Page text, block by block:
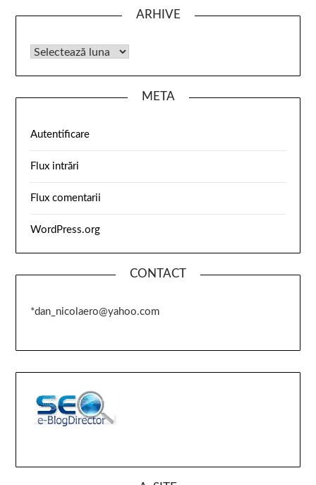
ARHIVE
META
Autentificare
Flux intrări
Flux comentarii
WordPress.org
CONTACT
*dan_nicolaero@yahoo.com